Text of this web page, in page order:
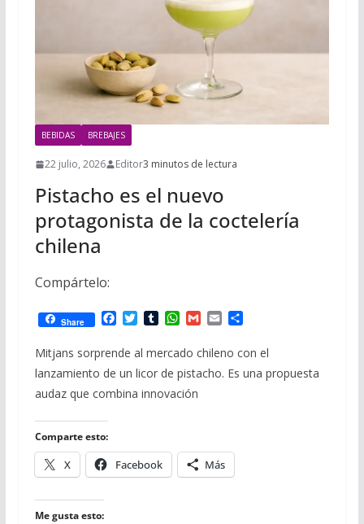
BEBIDAS BREBAJES
22 julio, 2026 Editor3 minutos de lectura
Pistacho es el nuevo
protagonista de la coctelería
chilena
Compártelo:
Share
F
c
e
b
o
T
i
t
t
e
T
m
b
r
W
a
t
s
A
G
a
i
l
E
a
i
l
C
m
p
a
Mitjans sorprende al mercado chileno con el
lanzamiento de un licor de pistacho. Es una propuesta
audaz que combina innovación
Comparte esto:
X Facebook Más
Me gusta esto: